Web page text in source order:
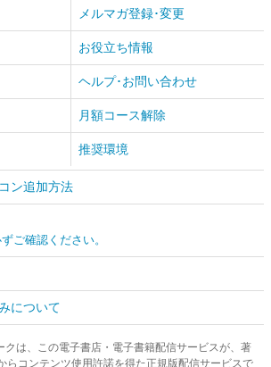
メルマガ登録･変更
お役立ち情報
ヘルプ･お問い合わせ
月額コース解除
推奨環境
ン追加方法
ご確認ください。
について
クは、この電子書店・電子書籍配信サービスが、著
らコンテンツ使用許諾を得た正規版配信サービスで